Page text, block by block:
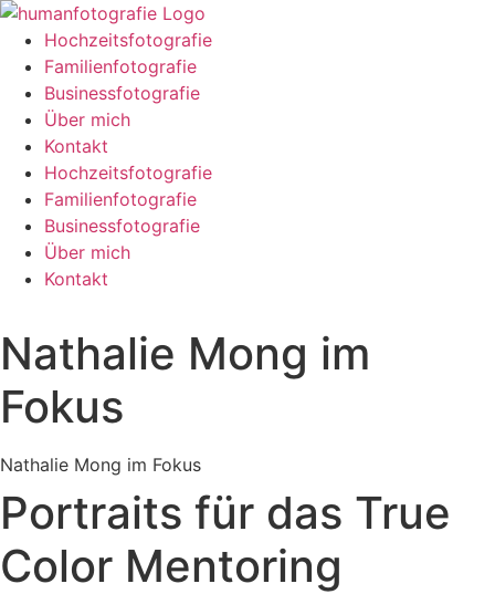
Zum
Inhalt
springen
Hochzeitsfotografie
Familienfotografie
Businessfotografie
Über mich
Kontakt
Hochzeitsfotografie
Familienfotografie
Businessfotografie
Über mich
Kontakt
Nathalie Mong im
Fokus
Nathalie Mong im Fokus
Portraits für das True
Color Mentoring